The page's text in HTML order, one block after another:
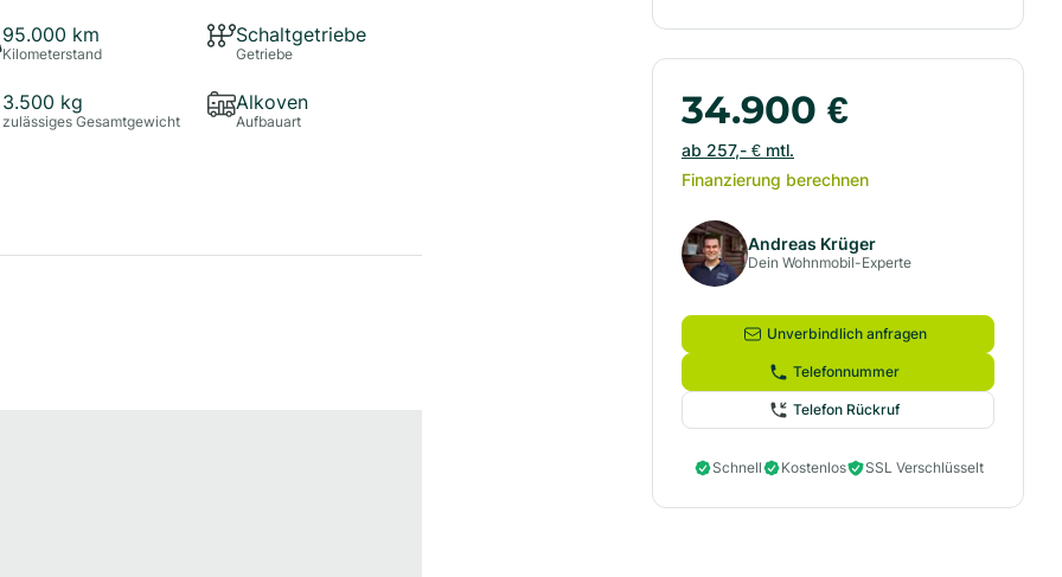
95.000 km
Kilometerstand
Schaltgetriebe
Getriebe
3.500 kg
zulässiges Gesamtgewicht
Alkoven
Aufbauart 34.900 €
ab 257,- € mtl.
Finanzierung berechnen
Andreas Krüger
Dein Wohnmobil-Experte
Unverbindlich anfragen
Telefonnummer
Telefon Rückruf
Schnell Kostenlos SSL Verschlüsselt